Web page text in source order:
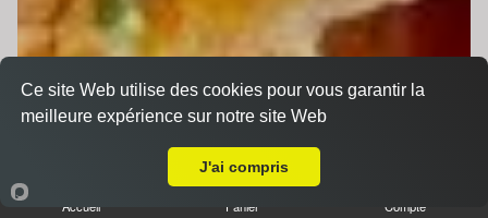
Accueil Panier Compte
Ce site Web utilise des cookies pour vous garantir la
meilleure expérience sur notre site Web
J'ai compris